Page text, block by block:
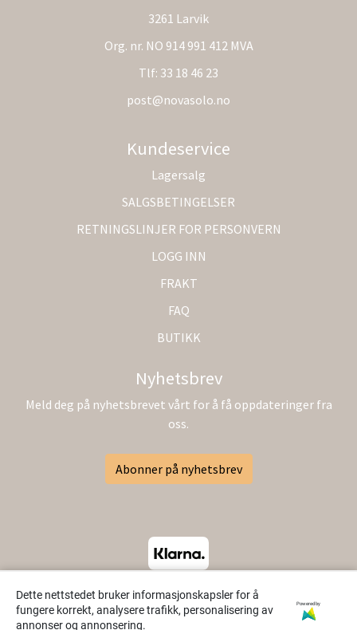
3261 Larvik
Org. nr. NO 914 991 412 MVA
Tlf: 33 18 46 23
post@novasolo.no
Kundeservice
Lagersalg
SALGSBETINGELSER
RETNINGSLINJER FOR PERSONVERN
LOGG INN
FRAKT
FAQ
BUTIKK
Nyhetsbrev
Meld deg på nyhetsbrevet vårt for å få oppdateringer fra
oss.
Abonner på nyhetsbrev
Dette nettstedet bruker informasjonskapsler for å
fungere korrekt, analysere trafikk, personalisering av
annonser og annonsering.
Powered by